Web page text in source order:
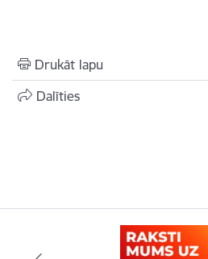
Drukāt lapu
Dalīties